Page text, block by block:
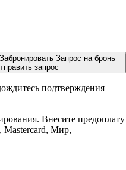
Забронировать Запрос на бронь
запрос
подтверждения
Внесите предоплату
Mastercard, Мир,